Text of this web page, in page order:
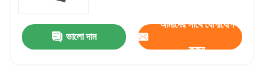
ভালো দাম
আমাদের সাথে যোগাযোগ
করুন